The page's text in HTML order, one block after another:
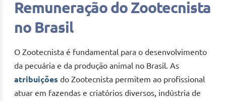
Remuneração do Zootecnista
no Brasil
O Zootecnista é fundamental para o desenvolvimento
da pecuária e da produção animal no Brasil. As
atribuições do Zootecnista permitem ao profissional
atuar em fazendas e criatórios diversos, indústria de